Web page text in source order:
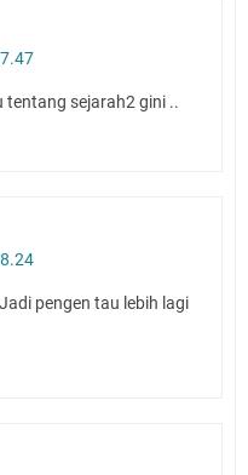
tentang sejarah2 gini ..
pengen tau lebih lagi